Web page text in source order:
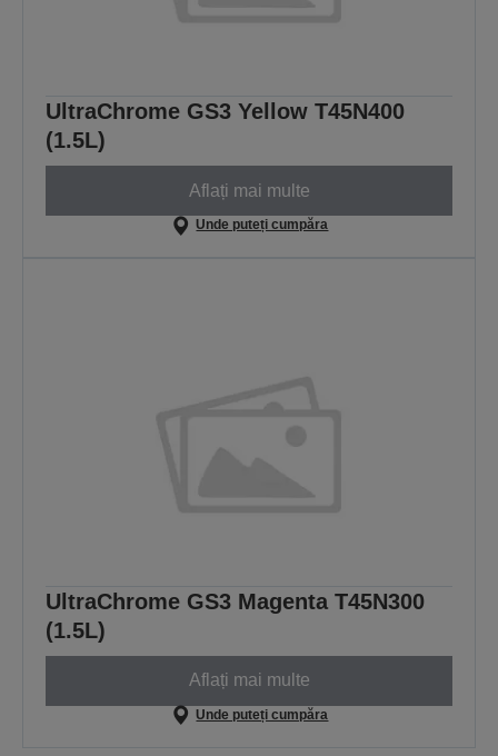
UltraChrome GS3 Yellow T45N400
(1.5L)
Aflați mai multe
Unde puteți cumpăra
UltraChrome GS3 Magenta T45N300
(1.5L)
Aflați mai multe
Unde puteți cumpăra